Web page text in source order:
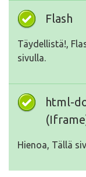
Flash
Täydellistä!,
sivulla.
html-
Hienoa, Tällä